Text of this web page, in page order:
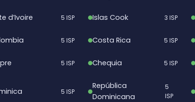
d’Ivoire 5 ISP Islas Cook 3 ISP
5 ISP Costa Rica 5 ISP
5 ISP Chequia 5 ISP
5 ISP
República
Dominicana
5
ISP